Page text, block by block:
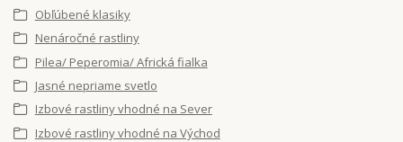
Obľúbené klasiky
Nenáročné rastliny
Pilea/ Peperomia/ Africká fialka
Jasné nepriame svetlo
Izbové rastliny vhodné na Sever
Izbové rastliny vhodné na Východ